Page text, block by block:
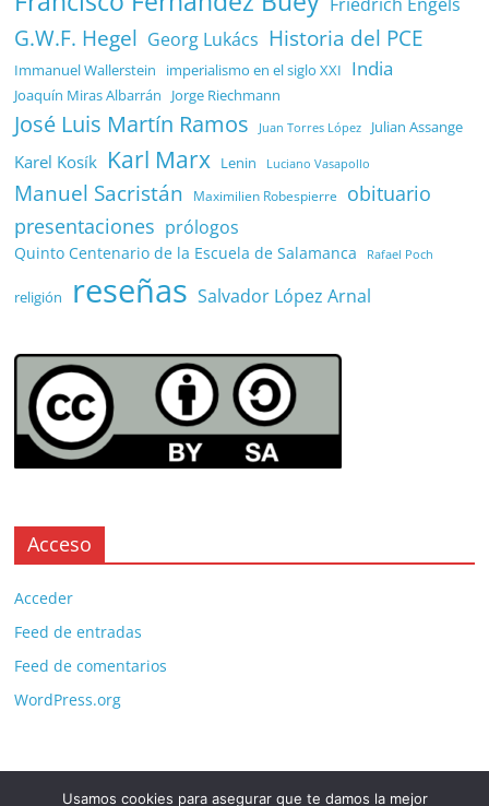
G.W.F. Hegel Georg Lukács Historia del PCE
Immanuel Wallerstein imperialismo en el siglo XXI India
Joaquín Miras Albarrán Jorge Riechmann
José Luis Martín Ramos Juan Torres López Julian Assange
Karel Kosík Karl Marx Lenin Luciano Vasapollo
Manuel Sacristán Maximilien Robespierre
obituario
presentaciones prólogos
Quinto Centenario de la Escuela de Salamanca Rafael Poch
religión reseñas Salvador López Arnal
Acceso
Acceder
Feed de entradas
Feed de comentarios
WordPress.org
Usamos cookies para asegurar que te damos la mejor